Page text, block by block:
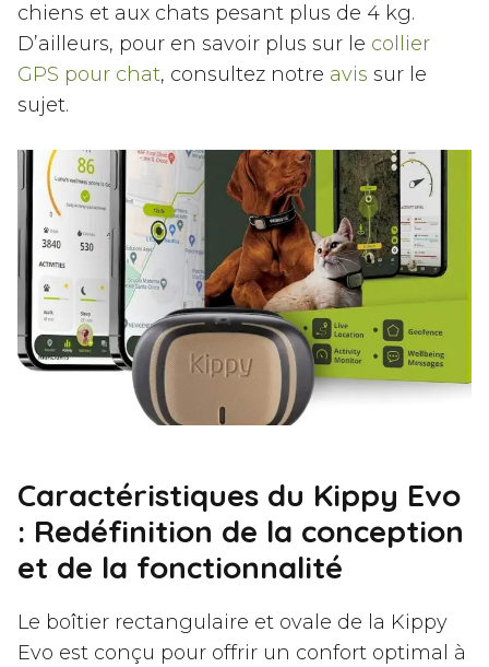
chiens et aux chats pesant plus de 4 kg.
D’ailleurs, pour en savoir plus sur le collier
GPS pour chat, consultez notre avis sur le
sujet.
Caractéristiques du Kippy Evo
: Redéfinition de la conception
et de la fonctionnalité
Le boîtier rectangulaire et ovale de la Kippy
Evo est conçu pour offrir un confort optimal à